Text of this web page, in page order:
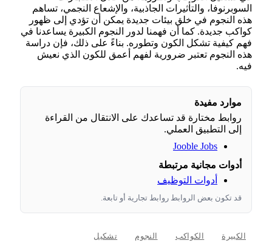
السوبرنوفا، والتأثيرات الجاذبية، والإشعاع النجمي، تساهم
هذه النجوم في خلق بيئات جديدة يمكن أن تؤدي إلى ظهور
كواكب جديدة. كما أن فهمنا لدور النجوم الكبيرة يساعدنا في
فهم كيفية تشكل الكون وتطوره. بناءً على ذلك، فإن دراسة
هذه النجوم تعتبر ضرورية لفهم أعمق للكون الذي نعيش
فيه.
موارد مفيدة
روابط مختارة قد تساعدك على الانتقال من القراءة
إلى التطبيق العملي.
Jooble Jobs
أدوات مجانية مرتبطة
أدوات التوظيف
قد تكون بعض الروابط روابط تجارية أو تابعة.
الكبيرة الكواكب النجوم تشكيل